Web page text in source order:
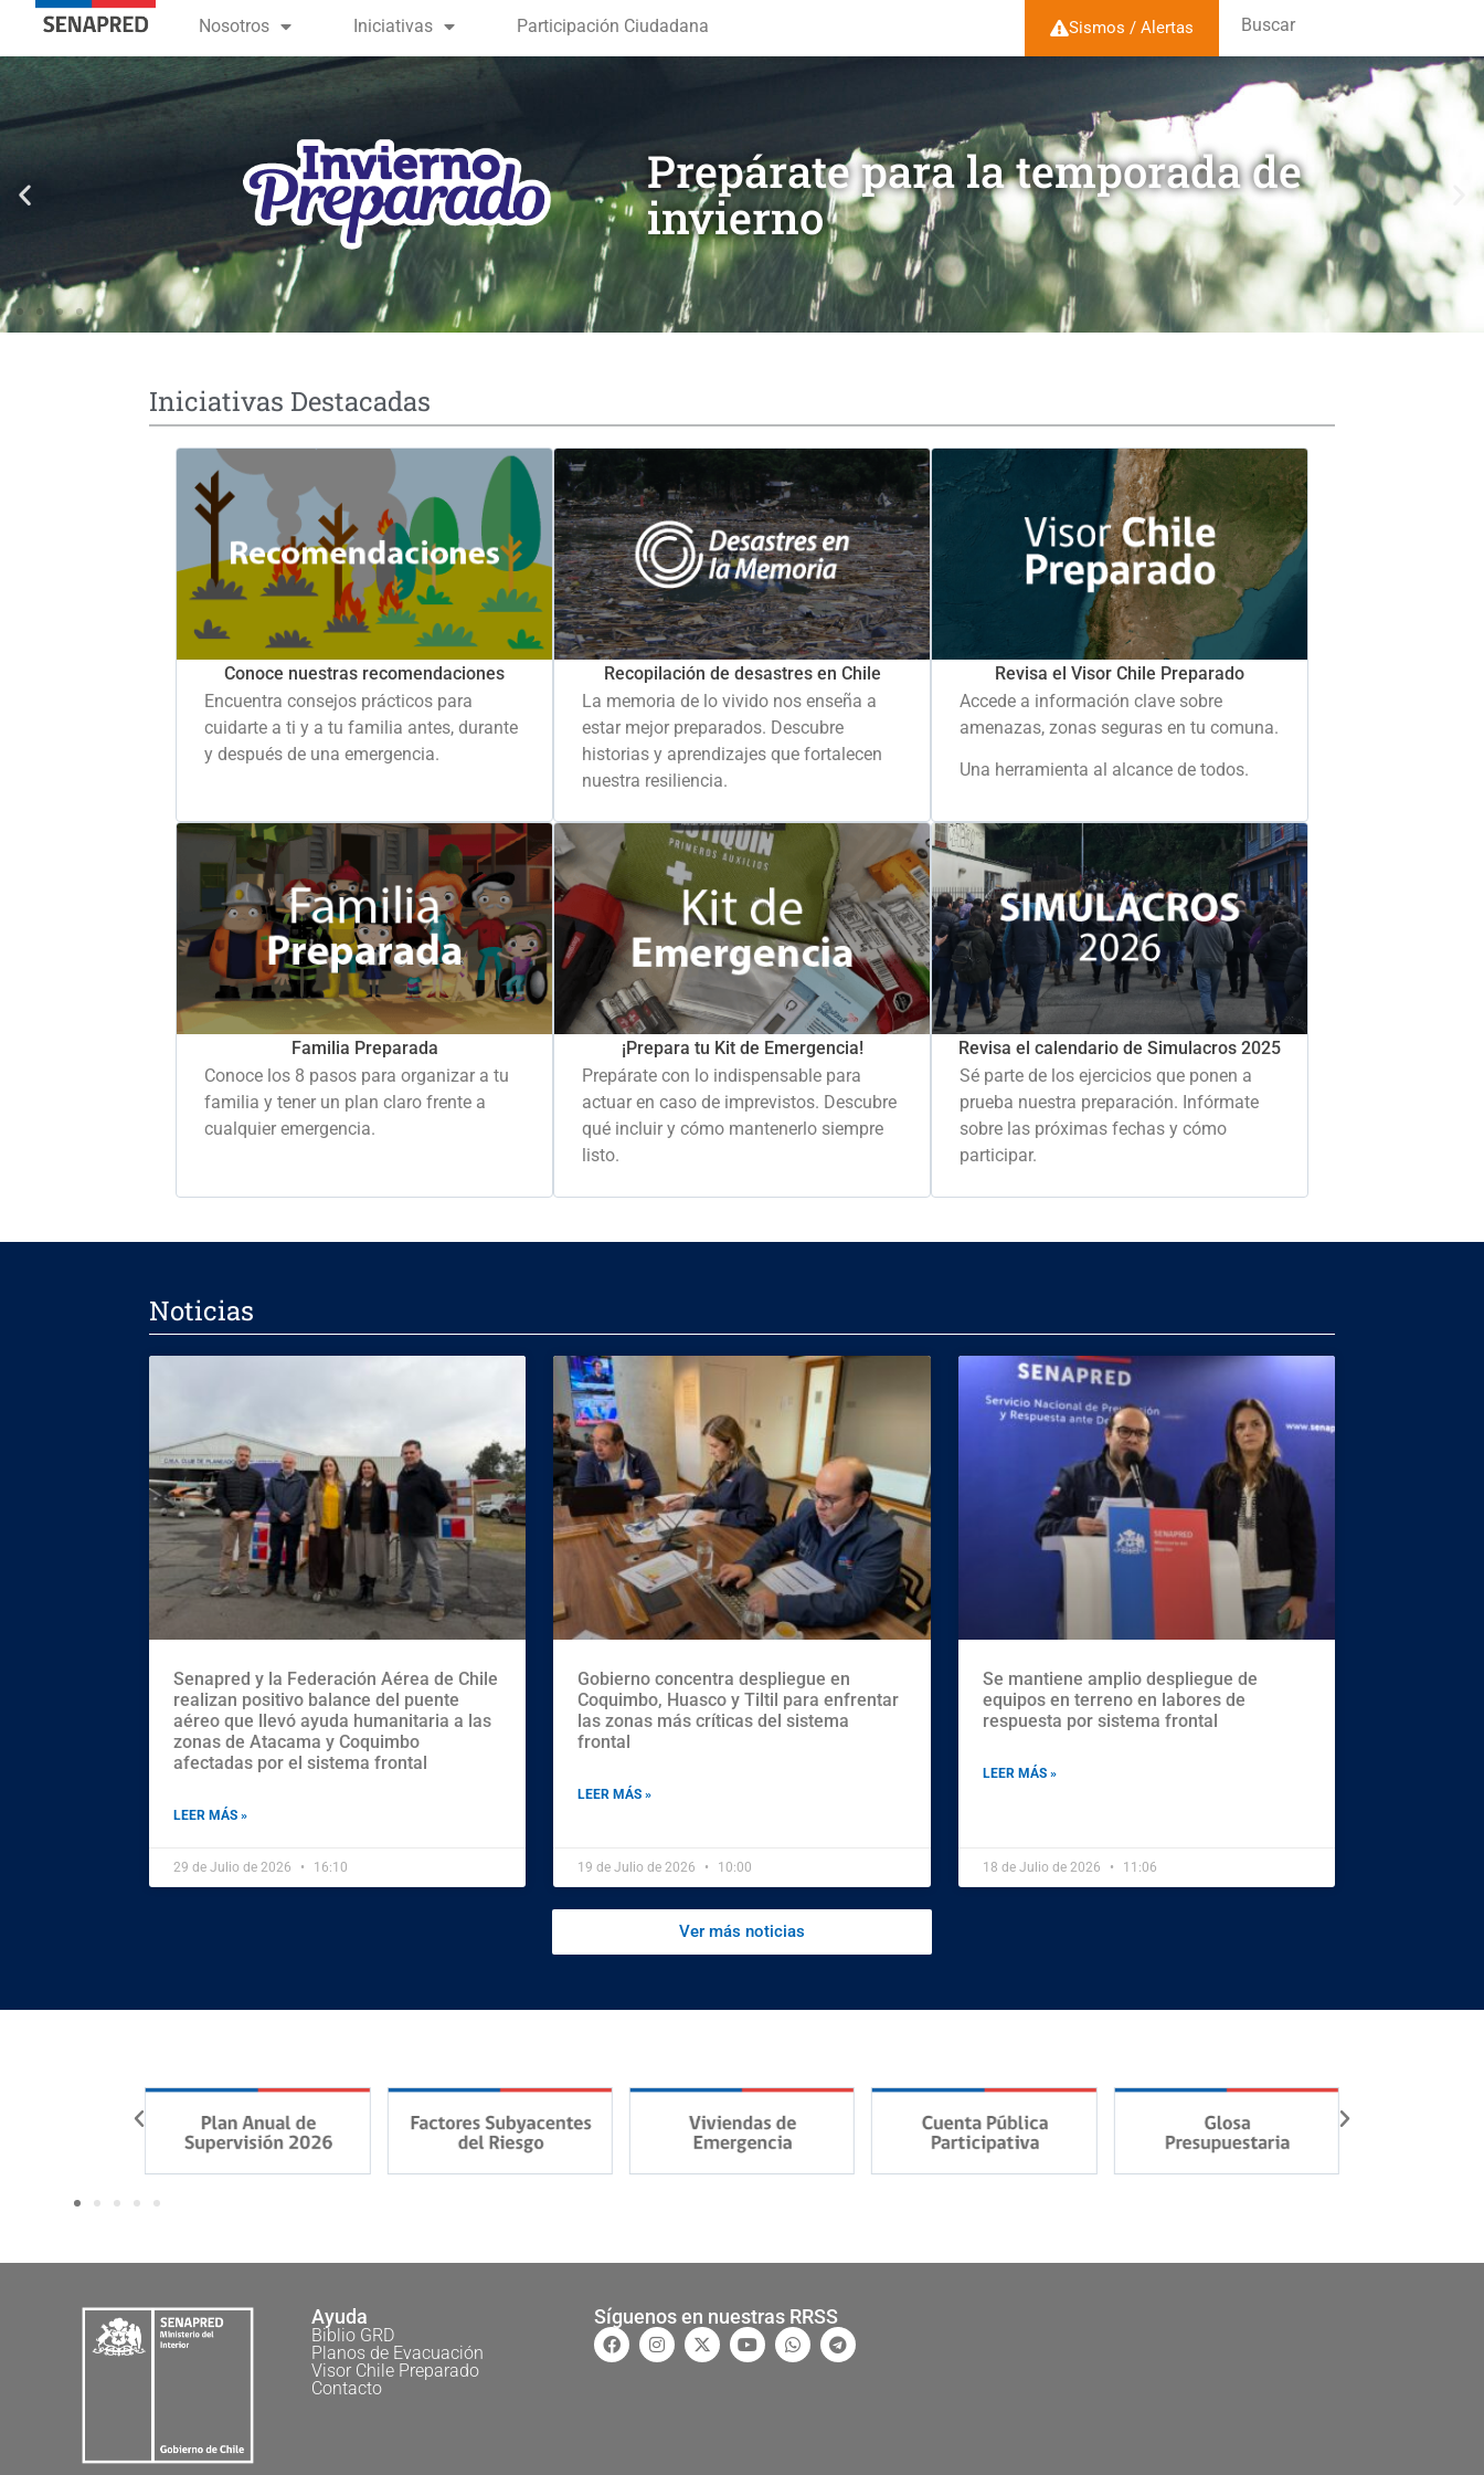
contenido
Nosotros Iniciativas Participación Ciudadana Sismos / Alertas Buscar
Prepárate para la temporada de
invierno
Iniciativas Destacadas
Conoce nuestras recomendaciones
Encuentra consejos prácticos para
cuidarte a ti y a tu familia antes, durante
y después de una emergencia.
Recopilación de desastres en Chile
La memoria de lo vivido nos enseña a
estar mejor preparados. Descubre
historias y aprendizajes que fortalecen
nuestra resiliencia.
Revisa el Visor Chile Preparado
Accede a información clave sobre
amenazas, zonas seguras en tu comuna.
Una herramienta al alcance de todos.
Familia Preparada
Conoce los 8 pasos para organizar a tu
familia y tener un plan claro frente a
cualquier emergencia.
¡Prepara tu Kit de Emergencia!
Prepárate con lo indispensable para
actuar en caso de imprevistos. Descubre
qué incluir y cómo mantenerlo siempre
listo.
Revisa el calendario de Simulacros 2025
Sé parte de los ejercicios que ponen a
prueba nuestra preparación. Infórmate
sobre las próximas fechas y cómo
participar.
Noticias
Senapred y la Federación Aérea de Chile
realizan positivo balance del puente
aéreo que llevó ayuda humanitaria a las
zonas de Atacama y Coquimbo
afectadas por el sistema frontal
LEER MÁS »
29 de Julio de 2026 16:10
Gobierno concentra despliegue en
Coquimbo, Huasco y Tiltil para enfrentar
las zonas más críticas del sistema
frontal
LEER MÁS »
19 de Julio de 2026 10:00
Se mantiene amplio despliegue de
equipos en terreno en labores de
respuesta por sistema frontal
LEER MÁS »
18 de Julio de 2026 11:06
Ver más noticias
Ayuda
Biblio GRD
Planos de Evacuación
Visor Chile Preparado
Contacto
Síguenos en nuestras RRSS